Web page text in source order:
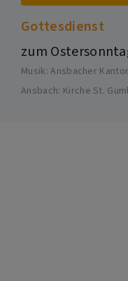
Gottesdienst
zum
Musik: Ansbacher
Ansbach Kirche St.